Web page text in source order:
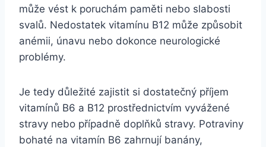
může vést k poruchám paměti nebo slabosti
svalů. Nedostatek vitamínu B12 může způsobit
anémii, únavu nebo dokonce neurologické
problémy.
Je tedy důležité zajistit si dostatečný příjem
vitamínů B6 a B12 prostřednictvím vyvážené
stravy nebo případně doplňků stravy. Potraviny
bohaté na vitamín B6 zahrnují banány,